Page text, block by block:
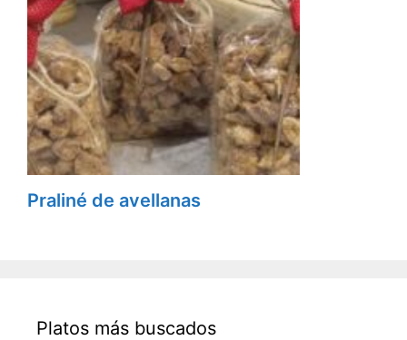
Praliné de avellanas
Platos más buscados